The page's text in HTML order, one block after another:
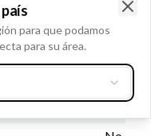
No
para que podamos
para su área.